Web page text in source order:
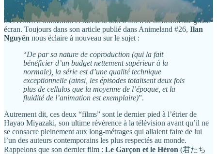
Oui, ces 4 épisodes parmi les 6 réalisés par Miyazaki sont des
merveilles d’animation et méritent tout à fait leur diffusion sur grand
écran. Toujours dans son article publié dans Animeland #26, Ilan
Nguyên nous éclaire à nouveau sur le sujet :
“De par sa nature de coproduction (qui la fait
bénéficier d’un budget nettement supérieur à la
normale), la série est d’une qualité technique
exceptionnelle (ainsi, les épisodes totalisent deux fois
plus de cellulos que la moyenne de l’époque, et la
fluidité de l’animation est exemplaire)”.
Autrement dit, ces deux “films” sont le dernier pied à l’étrier de
Hayao Miyazaki, son ultime révérence à la télévision avant qu’il ne
se consacre pleinement aux long-métrages qui allaient faire de lui
l’un des auteurs contemporains les plus respectés au monde.
Rappelons que son dernier film : Le Garçon et le Héron (君たち